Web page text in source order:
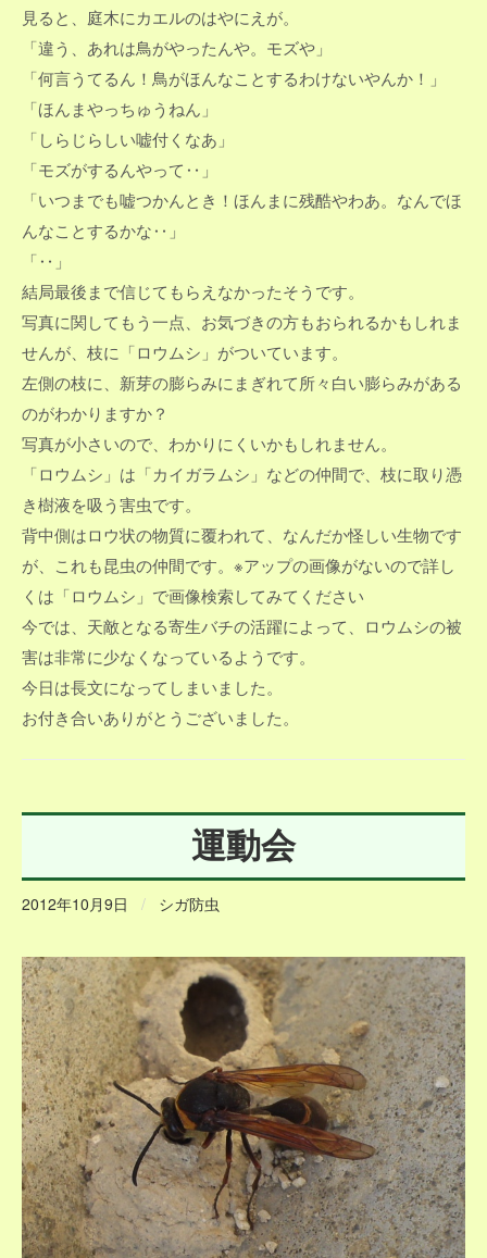
見ると、庭木にカエルのはやにえが。
「違う、あれは鳥がやったんや。モズや」
「何言うてるん！鳥がほんなことするわけないやんか！」
「ほんまやっちゅうねん」
「しらじらしい嘘付くなあ」
「モズがするんやって‥」
「いつまでも嘘つかんとき！ほんまに残酷やわあ。なんでほ
んなことするかな‥」
「‥」
結局最後まで信じてもらえなかったそうです。
写真に関してもう一点、お気づきの方もおられるかもしれま
せんが、枝に「ロウムシ」がついています。
左側の枝に、新芽の膨らみにまぎれて所々白い膨らみがある
のがわかりますか？
写真が小さいので、わかりにくいかもしれません。
「ロウムシ」は「カイガラムシ」などの仲間で、枝に取り憑
き樹液を吸う害虫です。
背中側はロウ状の物質に覆われて、なんだか怪しい生物です
が、これも昆虫の仲間です。※アップの画像がないので詳し
くは「ロウムシ」で画像検索してみてください
今では、天敵となる寄生バチの活躍によって、ロウムシの被
害は非常に少なくなっているようです。
今日は長文になってしまいました。
お付き合いありがとうございました。
運動会
2012年10月9日 / シガ防虫